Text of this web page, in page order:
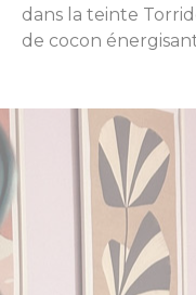
dans la teinte
de cocon